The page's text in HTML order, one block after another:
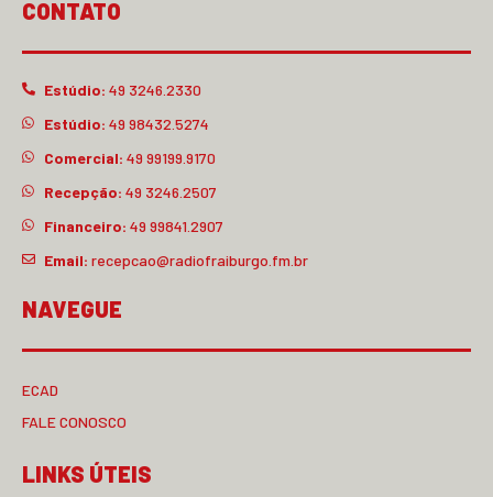
CONTATO
Estúdio: 49 3246.2330
Estúdio: 49 98432.5274
Comercial: 49 99199.9170
Recepção: 49 3246.2507
Financeiro: 49 99841.2907
Email: recepcao@radiofraiburgo.fm.br
NAVEGUE
ECAD
FALE CONOSCO
LINKS ÚTEIS